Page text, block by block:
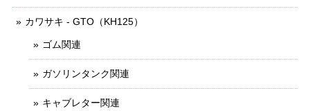
カワサキ - GTO（KH125）
ゴム関連
ガソリンタンク関連
キャブレター関連